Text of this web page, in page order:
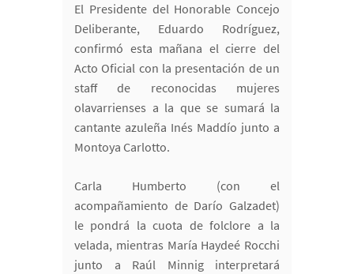
El Presidente del Honorable Concejo
Deliberante, Eduardo Rodríguez,
confirmó esta mañana el cierre del
Acto Oficial con la presentación de un
staff de reconocidas mujeres
olavarrienses a la que se sumará la
cantante azuleña Inés Maddío junto a
Montoya Carlotto.
Carla Humberto (con el
acompañamiento de Darío Galzadet)
le pondrá la cuota de folclore a la
velada, mientras María Haydeé Rocchi
junto a Raúl Minnig interpretará